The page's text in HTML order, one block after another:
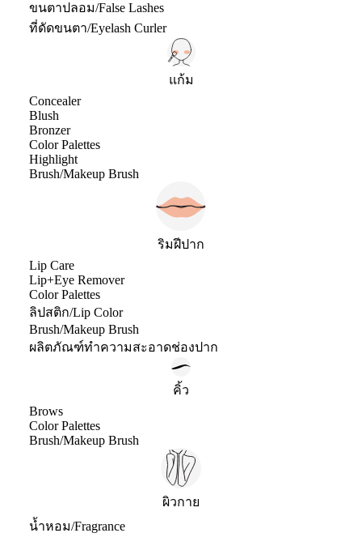
ขนตาปลอม/False Lashes
ที่ดัดขนตา/Eyelash Curler
แก้ม
Concealer
Blush
Bronzer
Color Palettes
Highlight
Brush/Makeup Brush
ริมฝีปาก
Lip Care
Lip+Eye Remover
Color Palettes
ลิปสติก/Lip Color
Brush/Makeup Brush
ผลิตภัณฑ์ทำความสะอาดช่องปาก
คิ้ว
Brows
Color Palettes
Brush/Makeup Brush
ผิวกาย
น้ำหอม/Fragrance